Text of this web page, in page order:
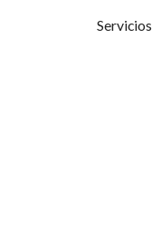
Servicios